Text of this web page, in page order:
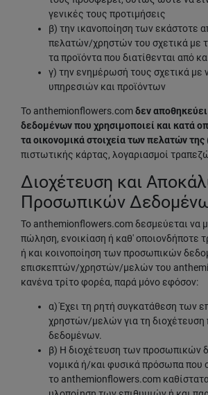
γενικές τους προτιμήσεις
β) την ικανοποίηση των εκάστοτε
πελατών/χρηστών του σχετικά με
τα προϊόντα που διατίθενται από
γ) την ενημέρωσή τους σχετικά με
υπηρεσιών και προϊόντων
Το anthemionflowers.comδεν
δεδομένων που χρησιμοποιεί και κατά
τα οικονομικά στοιχεία των πελατών της
πιστωτικής κάρτας, λογαριασμοί
Διοχέτευση και
Προσωπικών
Το anthemionflowers.com δεσμεύεται να
πώληση, ενοικίαση ή καθ' οποιονδήποτε
ή και κοινοποίηση των προσωπικών
επισκεπτών/χρηστών/μελών του
κανένα τρίτο φορέα, παρά μόνο εφόσον:
α) Έχει τη ρητή συγκατάθεση των
χρηστών/μελών για τη
δεδομένων.
β) Η διοχέτευση των προσωπικών
νομικά ή/και φυσικά πρόσωπα που
το anthemionflowers.com